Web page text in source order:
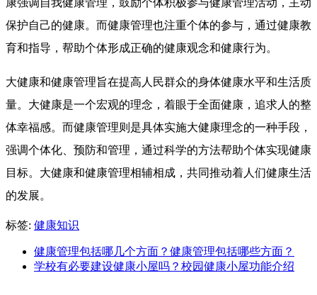
保护自己的健康。而健康管理也注重个体的参与，通过健康教
育和指导，帮助个体形成正确的健康观念和健康行为。
大健康和健康管理旨在提高人民群众的身体健康水平和生活质
量。大健康是一个宏观的理念，着眼于全面健康，追求人的整
体幸福感。而健康管理则是具体实施大健康理念的一种手段，
强调个体化、预防和管理，通过科学的方法帮助个体实现健康
目标。大健康和健康管理相辅相成，共同推动着人们健康生活
的发展。
标签: 健康知识
健康管理包括哪几个方面？健康管理包括哪些方面？
学校有必要建设健康小屋吗？校园健康小屋功能介绍